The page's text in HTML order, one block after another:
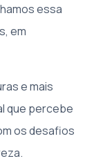
essa
em
e mais
que percebe
os desafios